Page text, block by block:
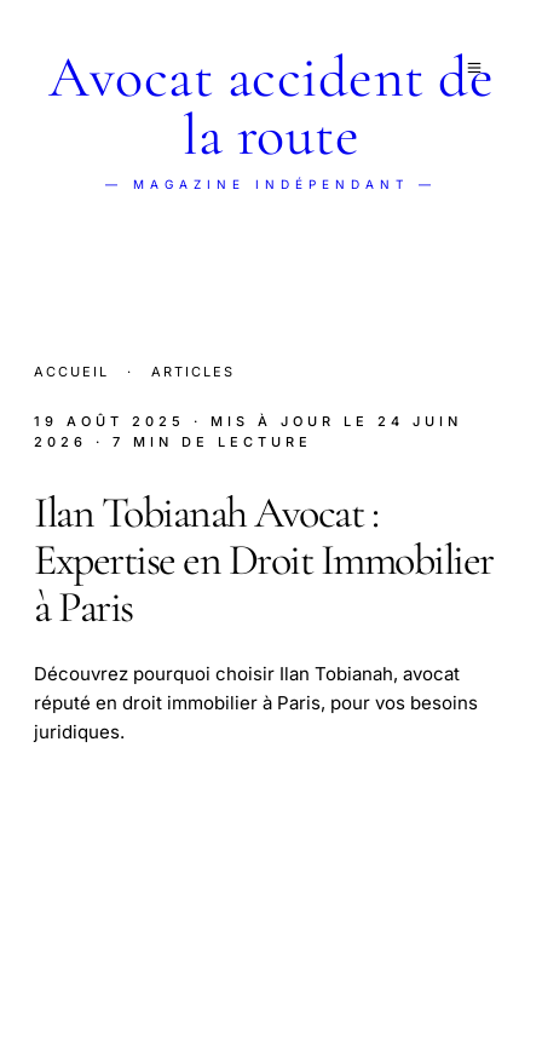
Avocat accident de
la route
— MAGAZINE INDÉPENDANT —
ACCUEIL · ARTICLES
19 AOÛT 2025 · MIS À JOUR LE 24 JUIN
2026
· 7 MIN DE LECTURE
Ilan Tobianah Avocat :
Expertise en Droit Immobilier
à Paris
Découvrez pourquoi choisir Ilan Tobianah, avocat
réputé en droit immobilier à Paris, pour vos besoins
juridiques.